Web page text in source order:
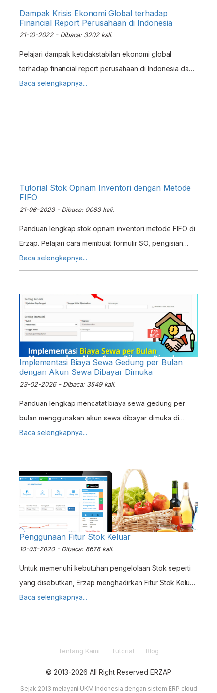
Dampak Krisis Ekonomi Global terhadap
Financial Report Perusahaan di Indonesia
21-10-2022 - Dibaca: 3202 kali.
Pelajari dampak ketidakstabilan ekonomi global
terhadap financial report perusahaan di Indonesia dan
cara mengelolanya dengan sistem ERP.
Baca selengkapnya...
Tutorial Stok Opnam Inventori dengan Metode
FIFO
21-06-2023 - Dibaca: 9063 kali.
Panduan lengkap stok opnam inventori metode FIFO di
Erzap. Pelajari cara membuat formulir SO, pengisian
hasil, koreksi stok, dan manajemen persediaan efisien.
Baca selengkapnya...
Implementasi Biaya Sewa Gedung per Bulan
dengan Akun Sewa Dibayar Dimuka
23-02-2026 - Dibaca: 3549 kali.
Panduan lengkap mencatat biaya sewa gedung per
bulan menggunakan akun sewa dibayar dimuka di
ERZAP ERP. Sesuai prinsip matching cost dengan
revenue.
Baca selengkapnya...
Penggunaan Fitur Stok Keluar
10-03-2020 - Dibaca: 8678 kali.
Untuk memenuhi kebutuhan pengelolaan Stok seperti
yang disebutkan, Erzap menghadirkan Fitur Stok Keluar,
yang berfungsi untuk mengurangi Stok diluar penjualan
dan otomatis mencatat pembukuan terkait Stok yang
Baca selengkapnya...
Tentang Kami Tutorial Blog
© 2013-2026 All Right Reserved ERZAP
Sejak 2013 melayani UKM Indonesia dengan sistem ERP cloud